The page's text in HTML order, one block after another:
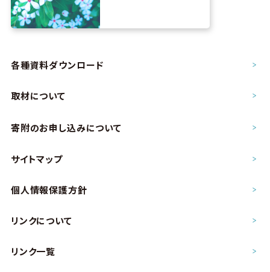
各種資料ダウンロード
取材について
寄附のお申し込みについて
サイトマップ
個人情報保護方針
リンクについて
リンク一覧